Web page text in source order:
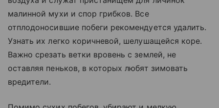
малинной мухи и спор грибков. Все
отплодоносившие побеги рекомендуется удалить.
Узнать их легко коричневой, шелушащейся коре.
Важно срезать ветки вровень с землей, не
оставляя пеньков, в которых любят зимовать
вредители.